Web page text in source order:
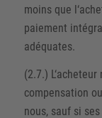
moins que
paiement
adéquates.
(2.7.)
compensation
nous, sauf si